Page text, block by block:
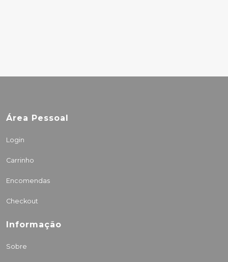
Área Pessoal
Login
Carrinho
Encomendas
Checkout
Informação
Sobre